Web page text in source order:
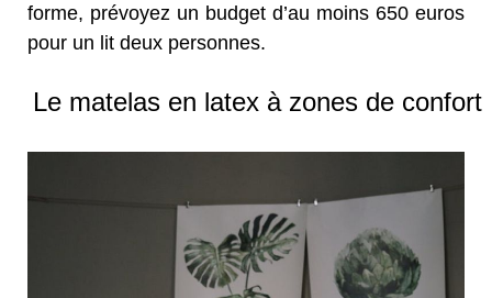
forme, prévoyez un budget d’au moins 650 euros
pour un lit deux personnes.
Le matelas en latex à zones de confort